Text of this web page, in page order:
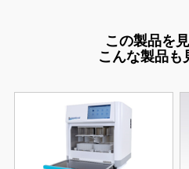
この製品を
こんな製品も